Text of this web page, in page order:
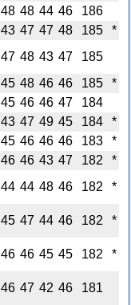
48 48 44 46
186
43 47 47 48 185
*
47 48 43 47
185
45 48 46 46 185
*
45 46 46 47
184
43 47 49 45 184
*
45 46 46 46 183
*
46 46 43 47 182
*
44 44 48 46 182 *
45 47 44 46 182 *
46 46 45 45 182 *
46 47 42 46
181